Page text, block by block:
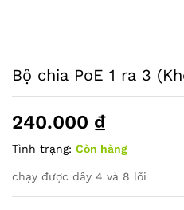
Bộ chia PoE 1 ra 3
240.000 ₫
Tình trạng: Còn hàng
chạy được dây 4 và 8 lõi